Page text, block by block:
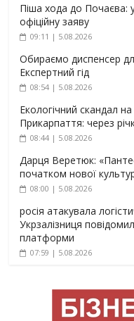
Піша хода до Почаєва:
офіційну заяву
09:11 | 5.08.2026
Обираємо диспенсер
Експертний гід
08:54 | 5.08.2026
Екологічний скандал
Прикарпаття: через
08:44 | 5.08.2026
Дарця Веретюк:
початком нової
08:00 | 5.08.2026
росія атакувала
Укрзалізниця
платформи
07:59 | 5.08.2026